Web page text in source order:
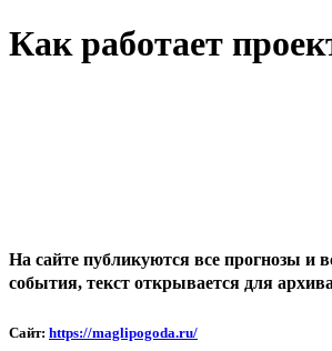
Как работает
На сайте публикуются все прогнозы и
события, текст открывается для
Сайт: https://maglipogoda.ru/